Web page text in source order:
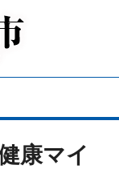
康マイ